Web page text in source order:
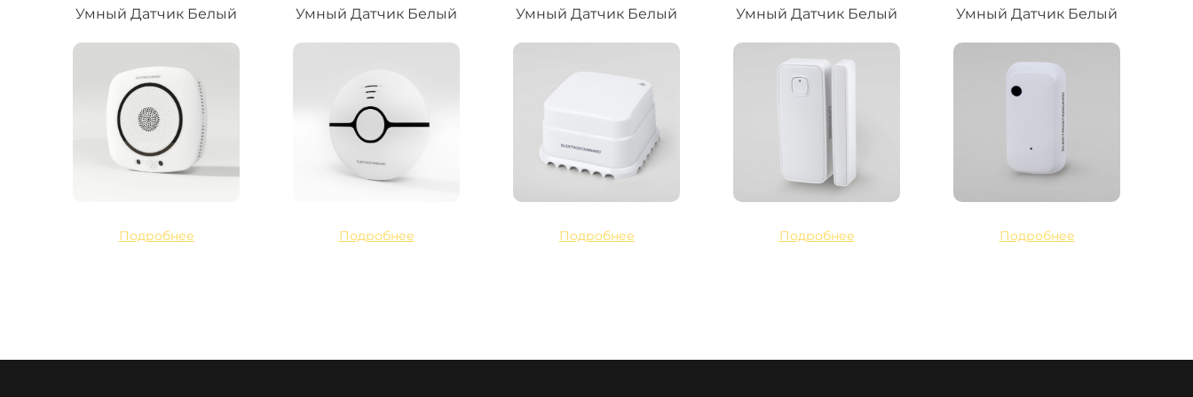
Умный Датчик Белый
Подробнее
Умный Датчик Белый
Подробнее
Умный Датчик Белый
Подробнее
Умный Датчик Белый
Подробнее
Умный Датчик Белый
Подробнее